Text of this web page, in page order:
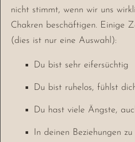
nicht stimmt, wenn wir uns
Chakren beschäftigen. Einige
(dies ist nur eine Auswahl):
Du bist sehr eifersüchtig
Du bist ruhelos, fühlst
Du hast viele Ängste,
In deinen Beziehungen